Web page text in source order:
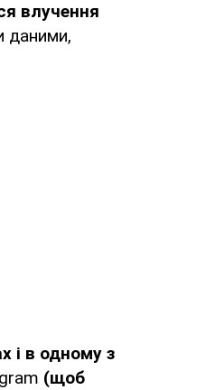
влучення
даними,
і в одному з
(щоб